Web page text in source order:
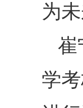
为
崔
学